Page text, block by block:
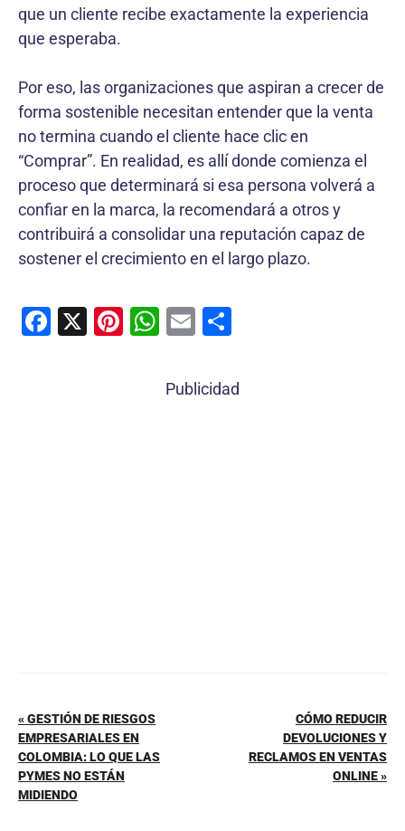
que un cliente recibe exactamente la experiencia
que esperaba.
Por eso, las organizaciones que aspiran a crecer de
forma sostenible necesitan entender que la venta
no termina cuando el cliente hace clic en
“Comprar”. En realidad, es allí donde comienza el
proceso que determinará si esa persona volverá a
confiar en la marca, la recomendará a otros y
contribuirá a consolidar una reputación capaz de
sostener el crecimiento en el largo plazo.
F
X
Pi W
at
E
ai m
Publicidad
« GESTIÓN DE RIESGOS
EMPRESARIALES EN
COLOMBIA: LO QUE LAS
PYMES NO ESTÁN
MIDIENDO
CÓMO REDUCIR
DEVOLUCIONES Y
RECLAMOS EN VENTAS
ONLINE »